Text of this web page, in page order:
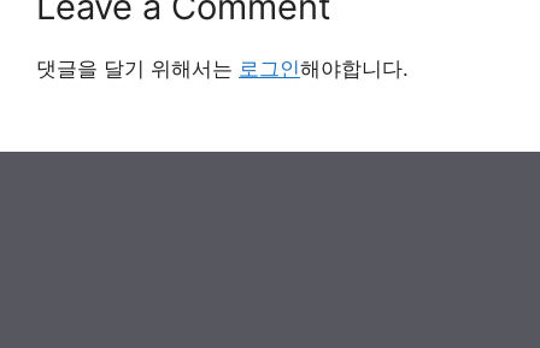
댓글을 달기 위해서는 로그인해야합니다.